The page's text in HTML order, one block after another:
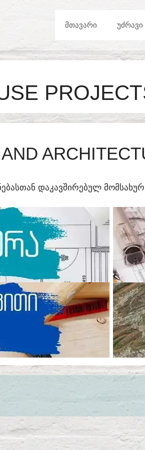
ᲛᲗᲐᲕᲐᲠᲘ ᲣᲫᲠᲐᲕᲘ
ᲓᲐᲙᲐᲕᲨᲘᲠᲔᲑᲣᲚ